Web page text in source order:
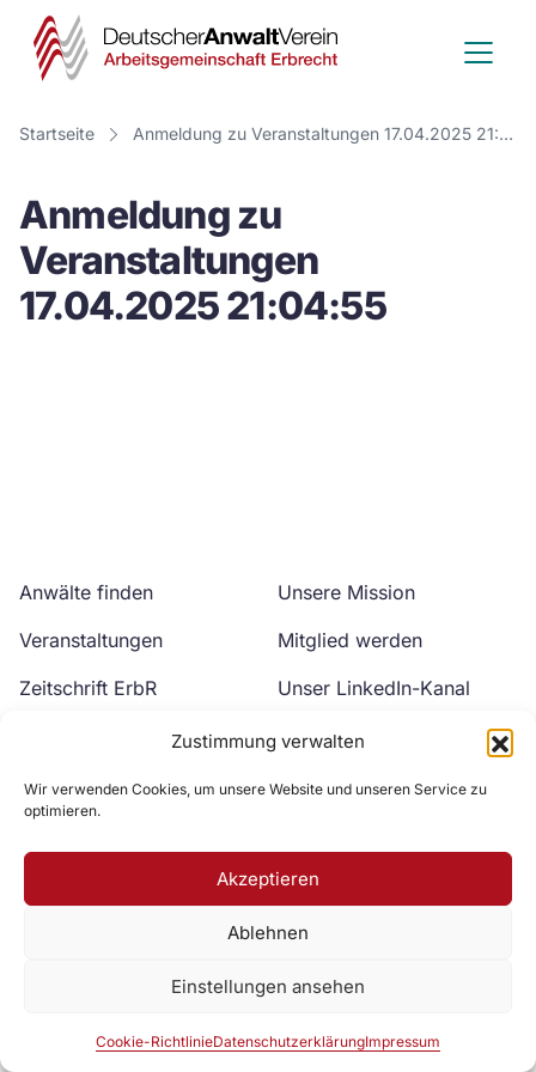
Zustimmung verwalten
Wir verwenden Cookies, um unsere Website und unseren Service zu
optimieren.
Akzeptieren
Ablehnen
Einstellungen ansehen
Cookie-RichtlinieDatenschutzerklärungImpressum
Deutscher
Anwalt
Verein
Startseite Anmeldung zu Veranstaltungen 17.04.2025 21:04:55
Anmeldung zu
Veranstaltungen
17.04.2025 21:04:55
Anwälte finden
Veranstaltungen
Zeitschrift ErbR
Unsere Mission
Mitglied werden
Unser LinkedIn-Kanal
Unser YouTube-Kanal
Zur DAV Webseite